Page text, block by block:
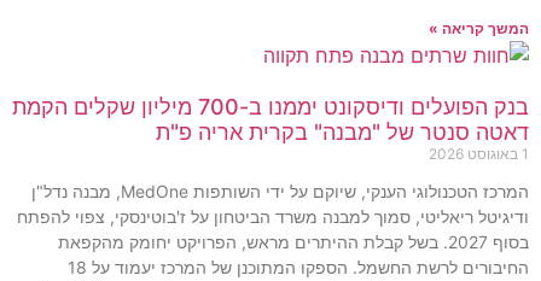
המשך קריאה »
בנק הפועלים ודיסקונט יממנו ב-700 מיליון שקלים הקמת
דאטה סנטר של "מבנה" בקרית אריה פ"ת
1 באוגוסט 2026
המרכז הטכנולוגי הענקי, שיוקם על ידי השותפות MedOne, מבנה נדל"ן
ודיגיטל ריאליטי, סמוך למבנה משרד הביטחון על ז'בוטינסקי, צפוי להפתח
בסוף 2027. בשל קבלת ההיתרים מראש, הפרויקט יחומק מהקפאת
החיבורים לרשת החשמל. הספקו המתוכנן של המרכז יעמוד על 18